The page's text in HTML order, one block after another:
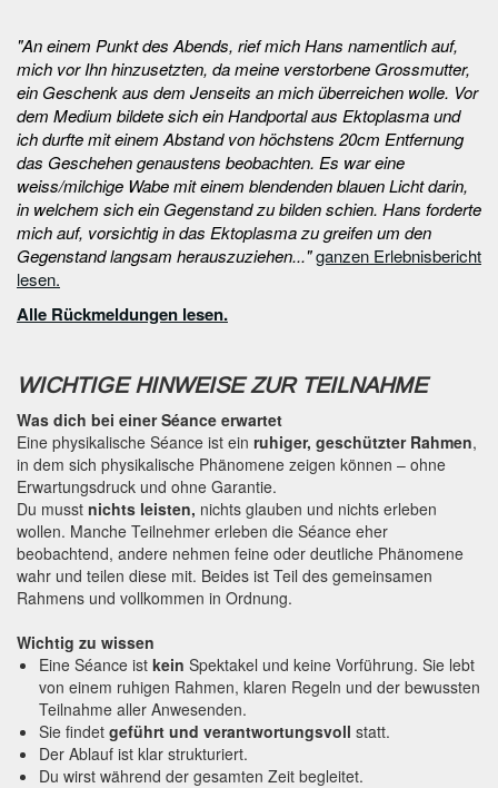
"An einem Punkt des Abends, rief mich Hans namentlich auf,
mich vor Ihn hinzusetzten, da meine verstorbene Grossmutter,
ein Geschenk aus dem Jenseits an mich überreichen wolle. Vor
dem Medium bildete sich ein Handportal aus Ektoplasma und
ich durfte mit einem Abstand von höchstens 20cm Entfernung
das Geschehen genaustens beobachten. Es war eine
weiss/milchige Wabe mit einem blendenden blauen Licht darin,
in welchem sich ein Gegenstand zu bilden schien. Hans forderte
mich auf, vorsichtig in das Ektoplasma zu greifen um den
Gegenstand langsam herauszuziehen..."ganzen Erlebnisbericht
lesen.
Alle Rückmeldungen lesen.
WICHTIGE HINWEISE ZUR TEILNAHME
Was dich bei einer Séance erwartet
Eine physikalische Séance ist ein ruhiger, geschützter Rahmen,
in dem sich physikalische Phänomene zeigen können – ohne
Erwartungsdruck und ohne Garantie.
Du musst nichts leisten, nichts glauben und nichts erleben
wollen. Manche Teilnehmer erleben die Séance eher
beobachtend, andere nehmen feine oder deutliche Phänomene
wahr und teilen diese mit. Beides ist Teil des gemeinsamen
Rahmens und vollkommen in Ordnung.
Wichtig zu wissen
Eine Séance ist kein Spektakel und keine Vorführung. Sie lebt
von einem ruhigen Rahmen, klaren Regeln und der bewussten
Teilnahme aller Anwesenden.
Sie findet geführt und verantwortungsvoll statt.
Der Ablauf ist klar strukturiert.
Du wirst während der gesamten Zeit begleitet.